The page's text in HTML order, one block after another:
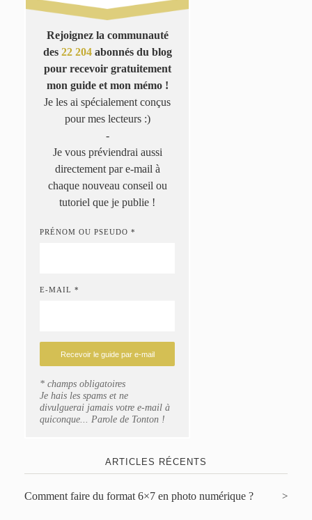
Rejoignez la communauté
des 22 204abonnés du blog
pour recevoir gratuitement
mon guide et mon mémo !
Je les ai spécialement conçus
pour mes lecteurs :)
-
Je vous préviendrai aussi
directement par e-mail à
chaque nouveau conseil ou
tutoriel que je publie !
PRÉNOM OU PSEUDO *
E-MAIL *
* champs obligatoires
Je hais les spams et ne
divulguerai jamais votre e-mail à
quiconque... Parole de Tonton !
ARTICLES RÉCENTS
Comment faire du format 6×7 en photo numérique ?